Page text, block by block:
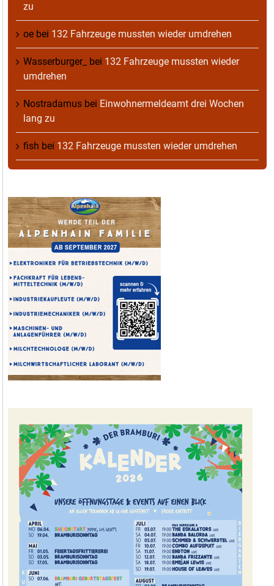
zu
oe bei 132 Fahrzeuge mussten wieder umdrehen
Wasserburger_ bei 132 Fahrzeuge mussten wieder
umdrehen
Nostradamus bei Einwohnermeldeamt drei Wochen
lang zu
fish bei 132 Fahrzeuge mussten wieder umdrehen